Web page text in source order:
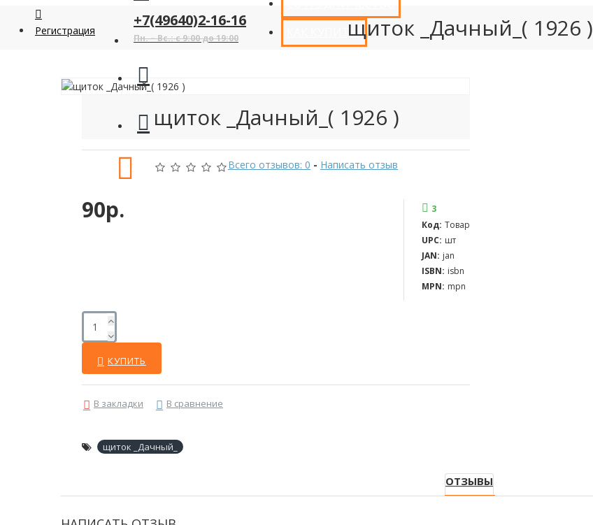
Регистрация
+7(49640)2-16-16
Пн. – Вс.: с 9:00 до 19:00
КАК КУПИТЬ?щиток _Дачный_( 1926 )
щиток _Дачный_( 1926 )
Всего отзывов: 0 - Написать отзыв
90р.
3
Код: Товар
UPC: шт
JAN: jan
ISBN: isbn
MPN: mpn
КУПИТЬ
В закладки В сравнение
щиток _Дачный_
ОТЗЫВЫ